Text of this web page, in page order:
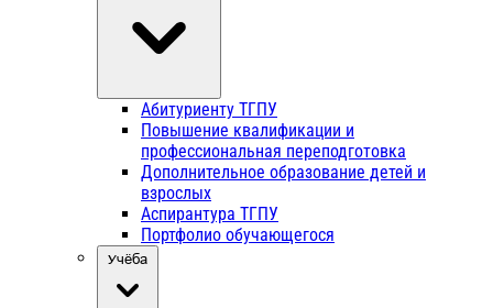
Абитуриенту ТГПУ
Повышение квалификации и
профессиональная переподготовка
Дополнительное образование детей и
взрослых
Аспирантура ТГПУ
Портфолио обучающегося
Учёба